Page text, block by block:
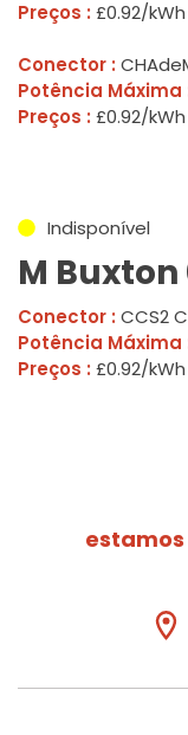
Preços : £0.92/kWh
Conector :
Potência Máxima
Preços : £0.92/kWh
Indisponível
M Buxton
Conector : CCS2
Potência Máxima
Preços : £0.92/kWh